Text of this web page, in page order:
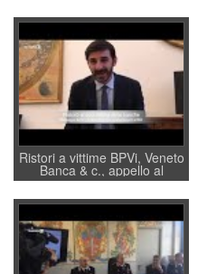
Ristori a vittime BPVi, Veneto
Banca & c., appello al
sottosegretario Alessio
Villarosa: per mettere ordine
convochi con Di Maio CNCU
a supporto della cabina di
regia al Mef